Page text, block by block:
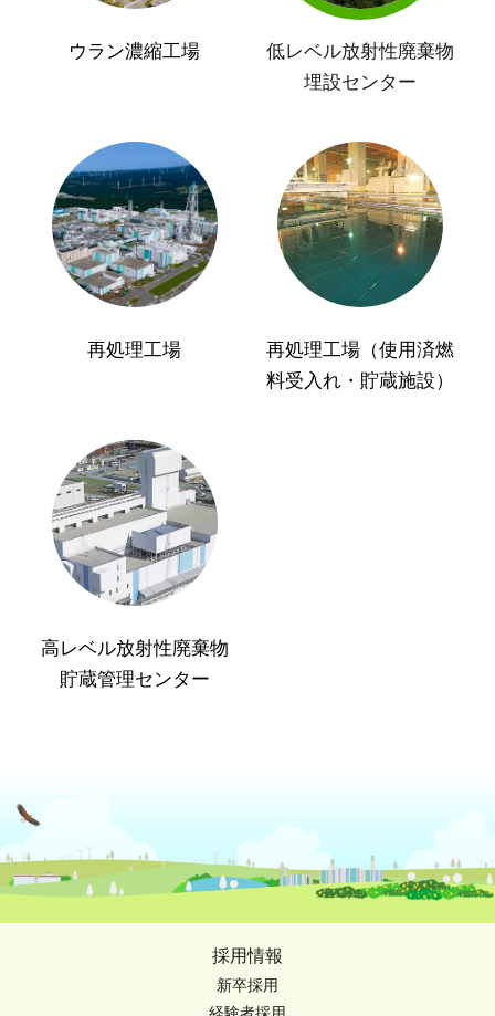
ウラン濃縮工場
低レベル放射性廃棄物
埋設センター
再処理工場
再処理工場（使用済燃
料受入れ・貯蔵施設）
高レベル放射性廃棄物
貯蔵管理センター
採用情報
新卒採用